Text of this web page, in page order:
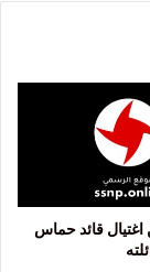
اغتيال قائد حماس